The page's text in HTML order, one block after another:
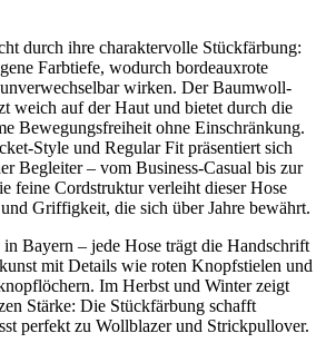
durch ihre charaktervolle Stückfärbung:
Farbtiefe, wodurch bordeauxrote
wirken. Der Baumwoll-
weich auf der Haut und bietet durch die
Bewegungsfreiheit ohne Einschränkung.
Style und Regular Fit präsentiert sich
Begleiter – vom Business-Casual bis zur
feine Cordstruktur verleiht dieser Hose
Griffigkeit, die sich über Jahre bewährt.
Bayern – jede Hose trägt die Handschrift
mit Details wie roten Knopfstielen und
Im Herbst und Winter zeigt
Stärke: Die Stückfärbung schafft
perfekt zu Wollblazer und Strickpullover.